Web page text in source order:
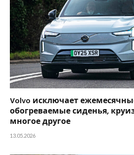
Volvo исключает
обогреваемые сиденья,
многое другое
13.05.2026